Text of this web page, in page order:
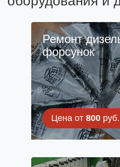
Ремонт
форсунок
Цена от 800руб.